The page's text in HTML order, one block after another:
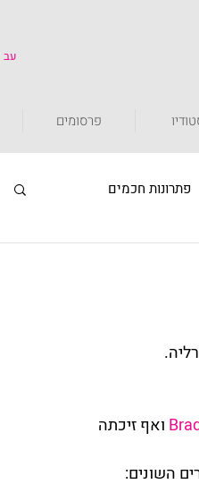
עב
פרסומים
פתרונות חכמים
ואף זיכתה
השונים: